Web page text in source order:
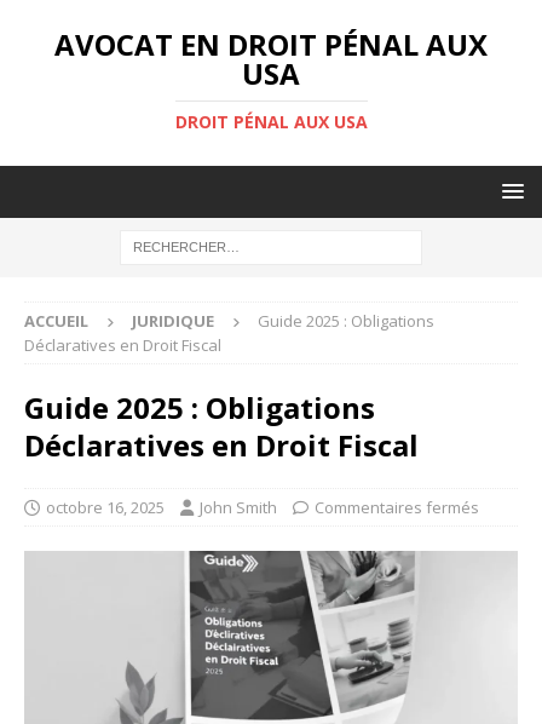
AVOCAT EN DROIT PÉNAL AUX
USA
DROIT PÉNAL AUX USA
ACCUEIL JURIDIQUE
Guide 2025 : Obligations
Déclaratives en Droit Fiscal
Guide 2025 : Obligations
Déclaratives en Droit Fiscal
octobre 16, 2025 John Smith Commentaires fermés